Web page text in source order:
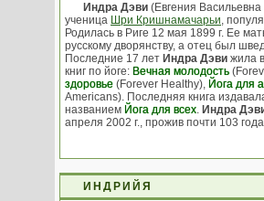
Индра Дэви (Евгения
ученица Шри Кришнамачарьи,
Родилась в Риге 12 мая 1899 г. Ее
русскому дворянству, а отец был
Последние 17 лет Индра Дэви жила
книг по йоге: Вечная молодость
здоровье (Forever Healthy), Йога для
Americans). Последняя книга
названием Йога для всех. Индра
апреля 2002 г., прожив почти 103
ИНДРИЙЯ